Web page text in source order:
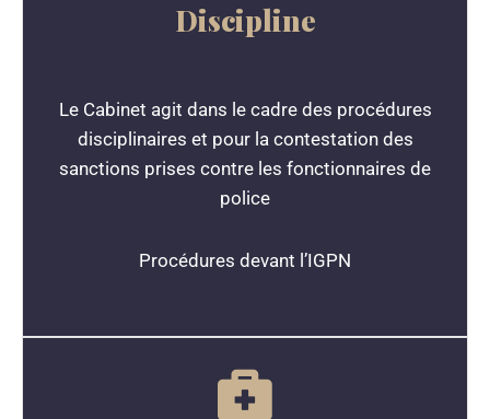
Discipline
Le Cabinet agit dans le cadre des procédures
disciplinaires et pour la contestation des
sanctions prises contre les fonctionnaires de
police
Procédures devant l’IGPN